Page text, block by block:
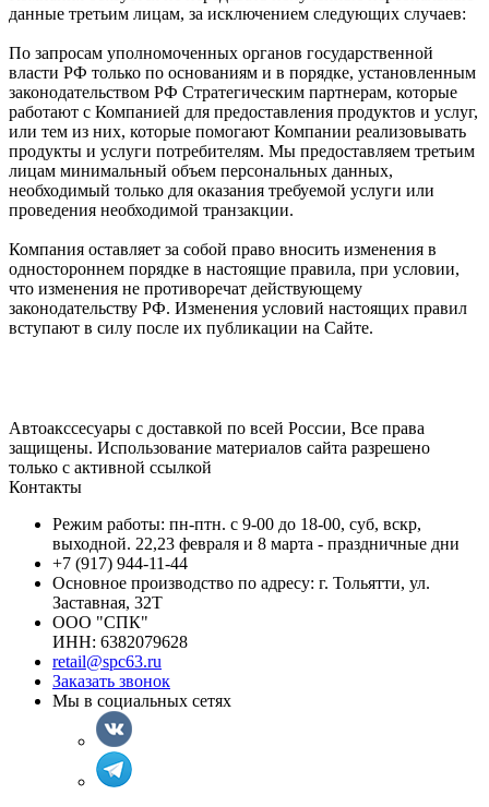
данные третьим лицам, за исключением следующих случаев:
По запросам уполномоченных органов государственной
власти РФ только по основаниям и в порядке, установленным
законодательством РФ Стратегическим партнерам, которые
работают с Компанией для предоставления продуктов и услуг,
или тем из них, которые помогают Компании реализовывать
продукты и услуги потребителям. Мы предоставляем третьим
лицам минимальный объем персональных данных,
необходимый только для оказания требуемой услуги или
проведения необходимой транзакции.
Компания оставляет за собой право вносить изменения в
одностороннем порядке в настоящие правила, при условии,
что изменения не противоречат действующему
законодательству РФ. Изменения условий настоящих правил
вступают в силу после их публикации на Сайте.
Автоакссесуары с доставкой по всей России, Все права
защищены. Использование материалов сайта разрешено
только с активной ссылкой
Контакты
Режим работы: пн-птн. с 9-00 до 18-00, суб, вскр,
выходной. 22,23 февраля и 8 марта - праздничные дни
+7 (917) 944-11-44
Основное производство по адресу: г. Тольятти, ул.
Заставная, 32Т
ООО "СПК"
ИНН: 6382079628
retail@spc63.ru
Заказать звонок
Мы в социальных сетях